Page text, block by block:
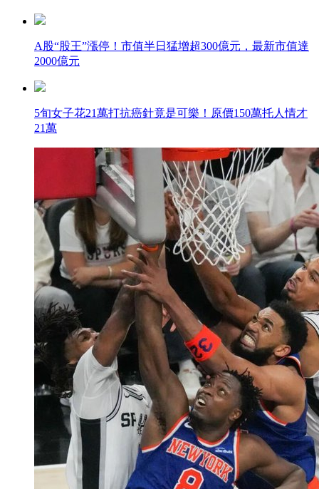
A股“股王”漲停！市值半日猛增超300億元，最新市值達
2000億元
5旬女子花21萬打抗癌針竟是可樂！原價150萬托人情才
21萬